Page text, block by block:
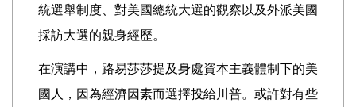
統選舉制度、對美國總統大選的觀察以及外派美國
採訪大選的親身經歷。
在演講中，路易莎莎提及身處資本主義體制下的美
國人，因為經濟因素而選擇投給川普。或許對有些